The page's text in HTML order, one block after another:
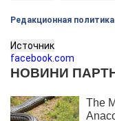
Редакционная политика
Источник
facebook.com